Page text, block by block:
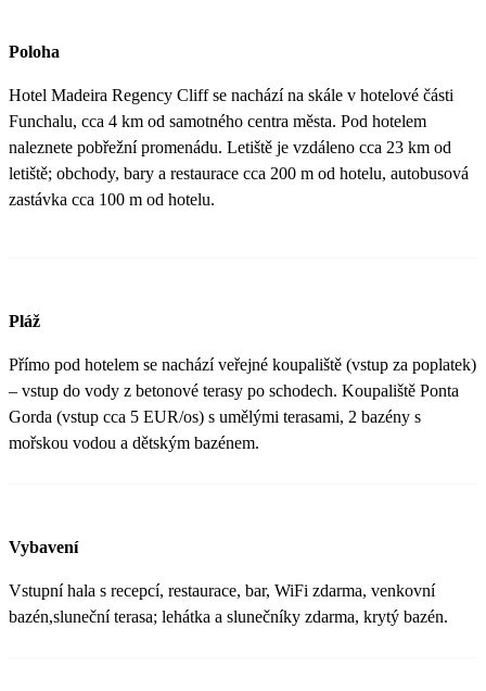
Poloha
Hotel Madeira Regency Cliff se nachází na skále v hotelové části
Funchalu, cca 4 km od samotného centra města. Pod hotelem
naleznete pobřežní promenádu. Letiště je vzdáleno cca 23 km od
letiště; obchody, bary a restaurace cca 200 m od hotelu, autobusová
zastávka cca 100 m od hotelu.
Pláž
Přímo pod hotelem se nachází veřejné koupaliště (vstup za poplatek)
– vstup do vody z betonové terasy po schodech. Koupaliště Ponta
Gorda (vstup cca 5 EUR/os) s umělými terasami, 2 bazény s
mořskou vodou a dětským bazénem.
Vybavení
Vstupní hala s recepcí, restaurace, bar, WiFi zdarma, venkovní
bazén,sluneční terasa; lehátka a slunečníky zdarma, krytý bazén.